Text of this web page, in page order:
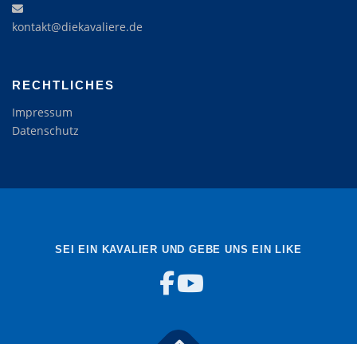
kontakt@diekavaliere.de
RECHTLICHES
Impressum
Datenschutz
SEI EIN KAVALIER UND GEBE UNS EIN LIKE